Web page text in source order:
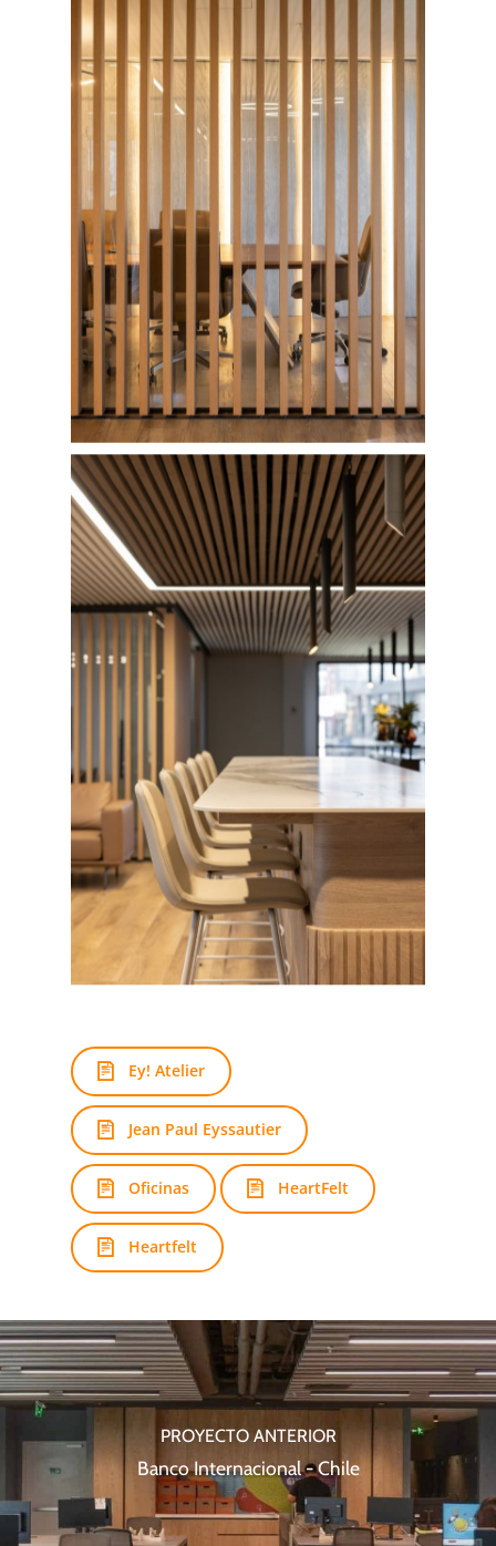
Ey! Atelier
Jean Paul Eyssautier
Oficinas HeartFelt
Heartfelt
PROYECTO ANTERIOR
Banco Internacional - Chile